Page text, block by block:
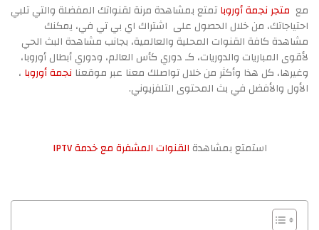
مع متجر نجمة أوروباتمتع بمشاهدة مرنة لقنواتك المفضلة والتي تلبي
احتياجاتك، من خلال الحصول على اشتراك اي بي تي في، يمكنك
مشاهدة كافة القنوات المحلية والعالمية، بجانب مشاهدة البث الحي
لأقوى المباريات والدوريات، كـ دوري كأس العالم، ودوري أبطال أوروبا،
وغيرها، كل هذا وأكثر من خلال تواصلك معنا عبر موقعنا نجمة أوروبا ،
الأول والأفضل في بث المحتوى التلفزيوني.
استمتع بمشاهدة القنوات المشفرة مع خدمة IPTV